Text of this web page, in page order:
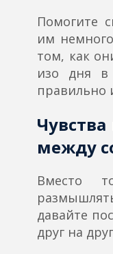
Помогите
им
том, как
изо дня в
правильно
между
Вместо
давайте
друг на